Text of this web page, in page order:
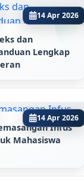
14 Apr 2026
dan
Lengkap
14 Apr 2026
Infus
Mahasiswa